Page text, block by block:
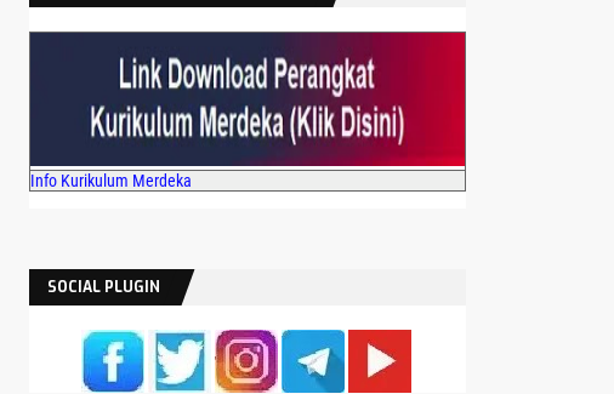
Info Kurikulum Merdeka
SOCIAL PLUGIN